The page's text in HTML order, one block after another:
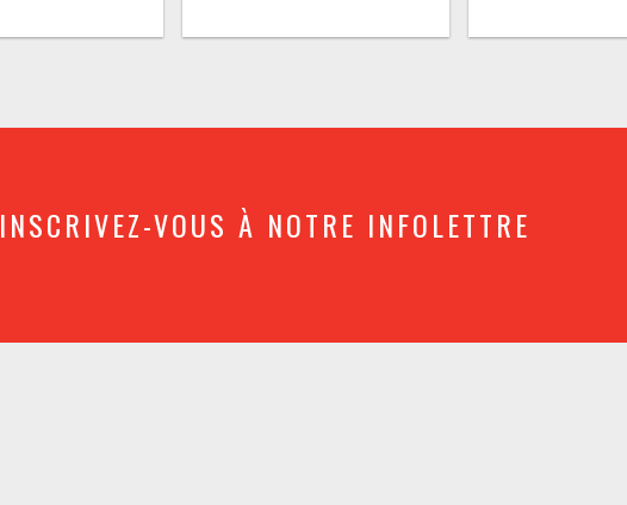
INSCRIVEZ-VOUS À NOTRE INFOLETTRE